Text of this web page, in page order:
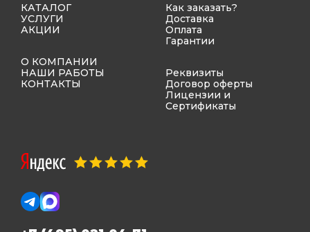
КАТАЛОГ
УСЛУГИ
АКЦИИ
О КОМПАНИИ
НАШИ РАБОТЫ
КОНТАКТЫ
Как заказать?
Доставка
Оплата
Гарантии
Реквизиты
Договор оферты
Лицензии и
Сертификаты